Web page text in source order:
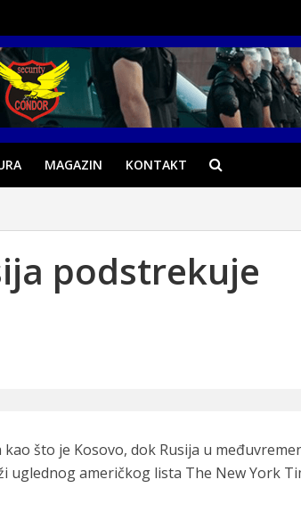
MAGAZIN KONTAKT
podstrekuje
što je Kosovo, dok Rusija u
američkog lista The New York